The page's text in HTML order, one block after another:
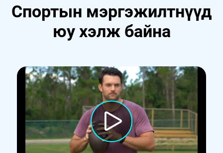
Спортын мэргэжилтнүүд
юу хэлж байна